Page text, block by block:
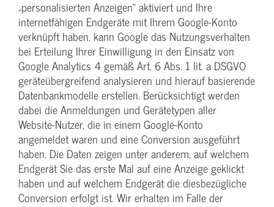
„personalisierten Anzeigen“ aktiviert und Ihre
internetfähigen Endgeräte mit Ihrem Google-Konto
verknüpft haben, kann Google das Nutzungsverhalten
bei Erteilung Ihrer Einwilligung in den Einsatz von
Google Analytics 4 gemäß Art. 6 Abs. 1 lit. a DSGVO
geräteübergreifend analysieren und hierauf basierende
Datenbankmodelle erstellen. Berücksichtigt werden
dabei die Anmeldungen und Gerätetypen aller
Website-Nutzer, die in einem Google-Konto
angemeldet waren und eine Conversion ausgeführt
haben. Die Daten zeigen unter anderem, auf welchem
Endgerät Sie das erste Mal auf eine Anzeige geklickt
haben und auf welchem Endgerät die diesbezügliche
Conversion erfolgt ist. Wir erhalten im Falle der